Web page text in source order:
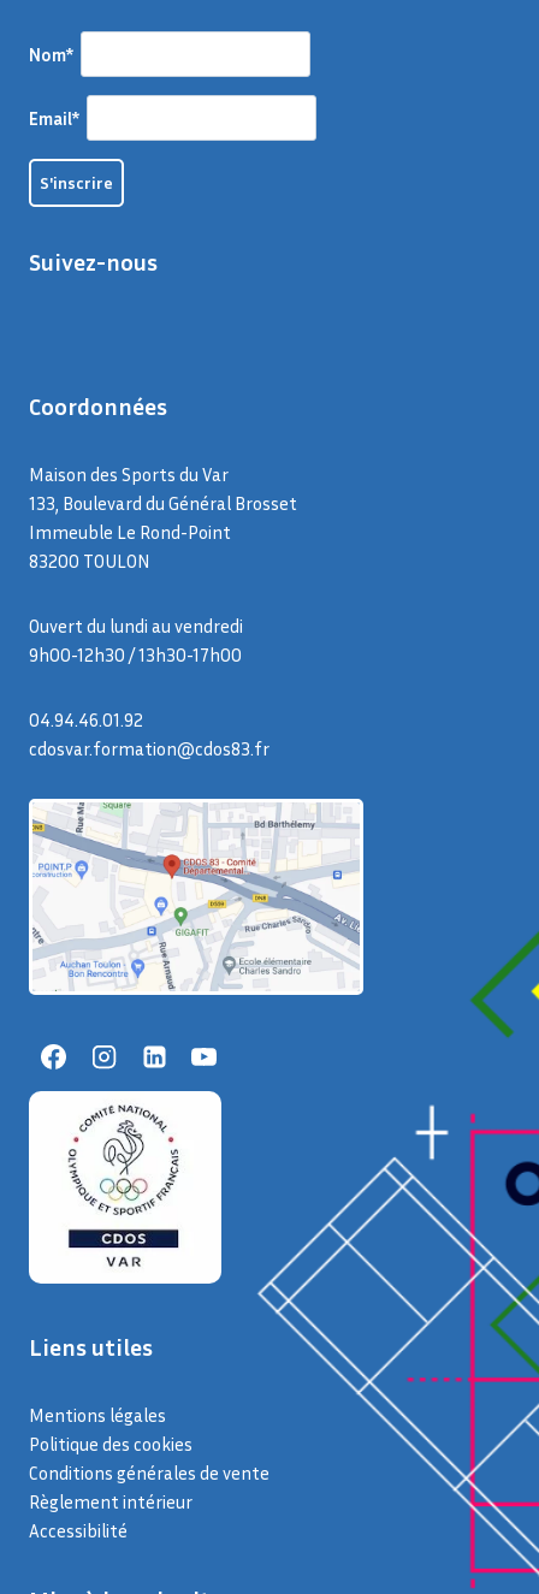
Nom*
Email*
Suivez-nous
Coordonnées
Maison des Sports du Var
133, Boulevard du Général Brosset
Immeuble Le Rond-Point
83200 TOULON
Ouvert du lundi au vendredi
9h00-12h30 / 13h30-17h00
04.94.46.01.92
cdosvar.formation@cdos83.fr
Liens utiles
Mentions légales
Politique des cookies
Conditions générales de vente
Règlement intérieur
Accessibilité